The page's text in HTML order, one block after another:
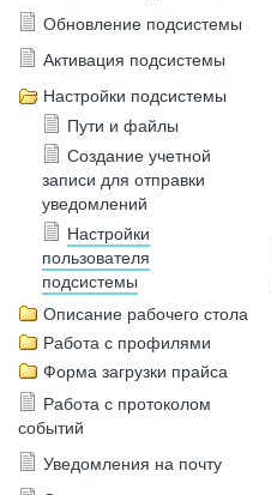
Обновление подсистемы
Активация подсистемы
Настройки подсистемы
Пути и файлы
Создание учетной
записи для отправки
уведомлений
Настройки
пользователя
подсистемы
Описание рабочего стола
Работа с профилями
Форма загрузки прайса
Работа с протоколом
событий
Уведомления на почту